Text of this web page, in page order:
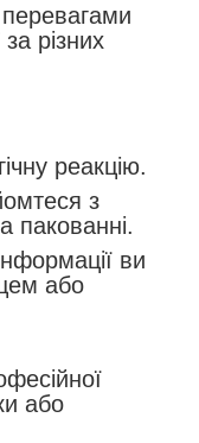
різних
реакцію.
з
пакованні.
ви
або
або